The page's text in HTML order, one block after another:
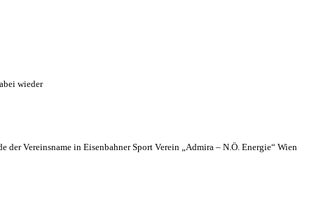
wieder
der Vereinsname in Eisenbahner Sport Verein „Admira – N.Ö. Energie“ Wien